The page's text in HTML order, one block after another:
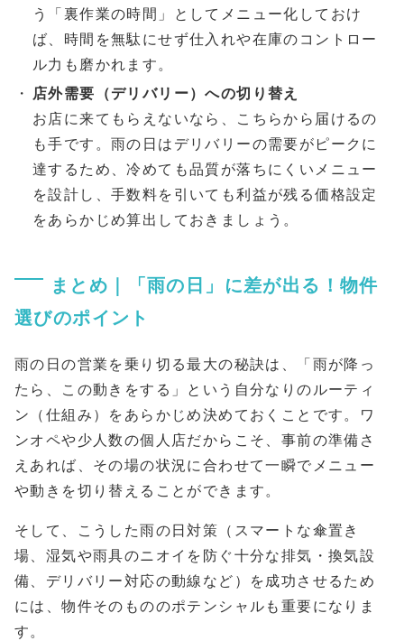
う「裏作業の時間」としてメニュー化しておけ
ば、時間を無駄にせず仕入れや在庫のコントロー
ル力も磨かれます。
店外需要（デリバリー）への切り替え
お店に来てもらえないなら、こちらから届けるの
も手です。雨の日はデリバリーの需要がピークに
達するため、冷めても品質が落ちにくいメニュー
を設計し、手数料を引いても利益が残る価格設定
をあらかじめ算出しておきましょう。
まとめ｜「雨の日」に差が出る！物件
選びのポイント
雨の日の営業を乗り切る最大の秘訣は、「雨が降っ
たら、この動きをする」という自分なりのルーティ
ン（仕組み）をあらかじめ決めておくことです。ワ
ンオペや少人数の個人店だからこそ、事前の準備さ
えあれば、その場の状況に合わせて一瞬でメニュー
や動きを切り替えることができます。
そして、こうした雨の日対策（スマートな傘置き
場、湿気や雨具のニオイを防ぐ十分な排気・換気設
備、デリバリー対応の動線など）を成功させるため
には、物件そのもののポテンシャルも重要になりま
す。